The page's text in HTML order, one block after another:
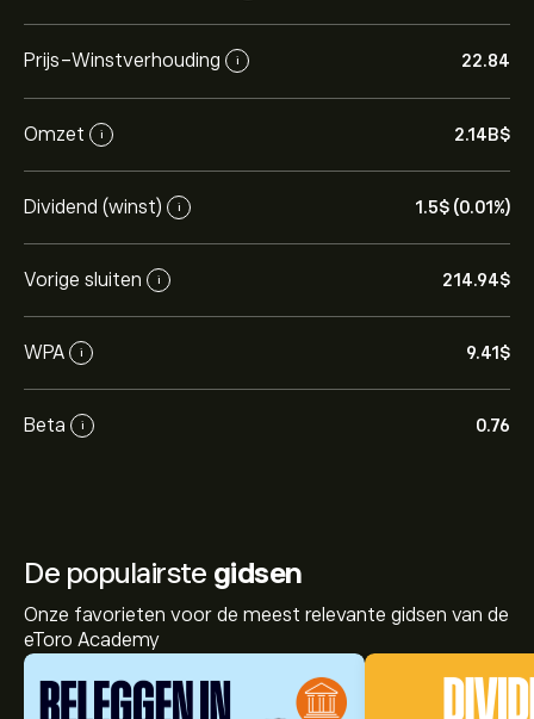
Prijs-Winstverhouding i 22.84
Omzet i 2.14B‎$‎
Dividend (winst) i 1.5‎$‎ (0.01%)
Vorige sluiten i 214.94‎$‎
WPA i 9.41‎$‎
Beta i 0.76
De populairste gidsen
Onze favorieten voor de meest relevante gidsen van de
eToro Academy